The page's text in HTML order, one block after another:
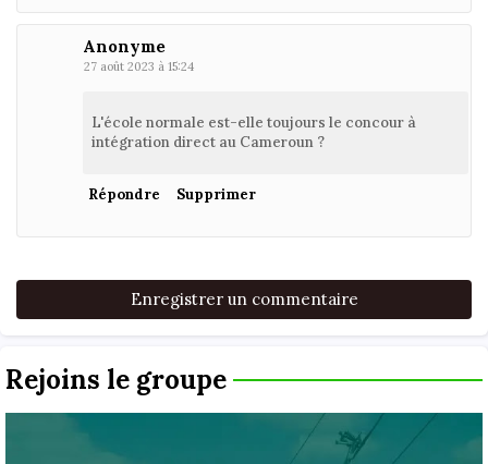
Anonyme
27 août 2023 à 15:24
L'école normale est-elle toujours le concour à
intégration direct au Cameroun ?
Répondre Supprimer
Enregistrer un commentaire
Rejoins le groupe